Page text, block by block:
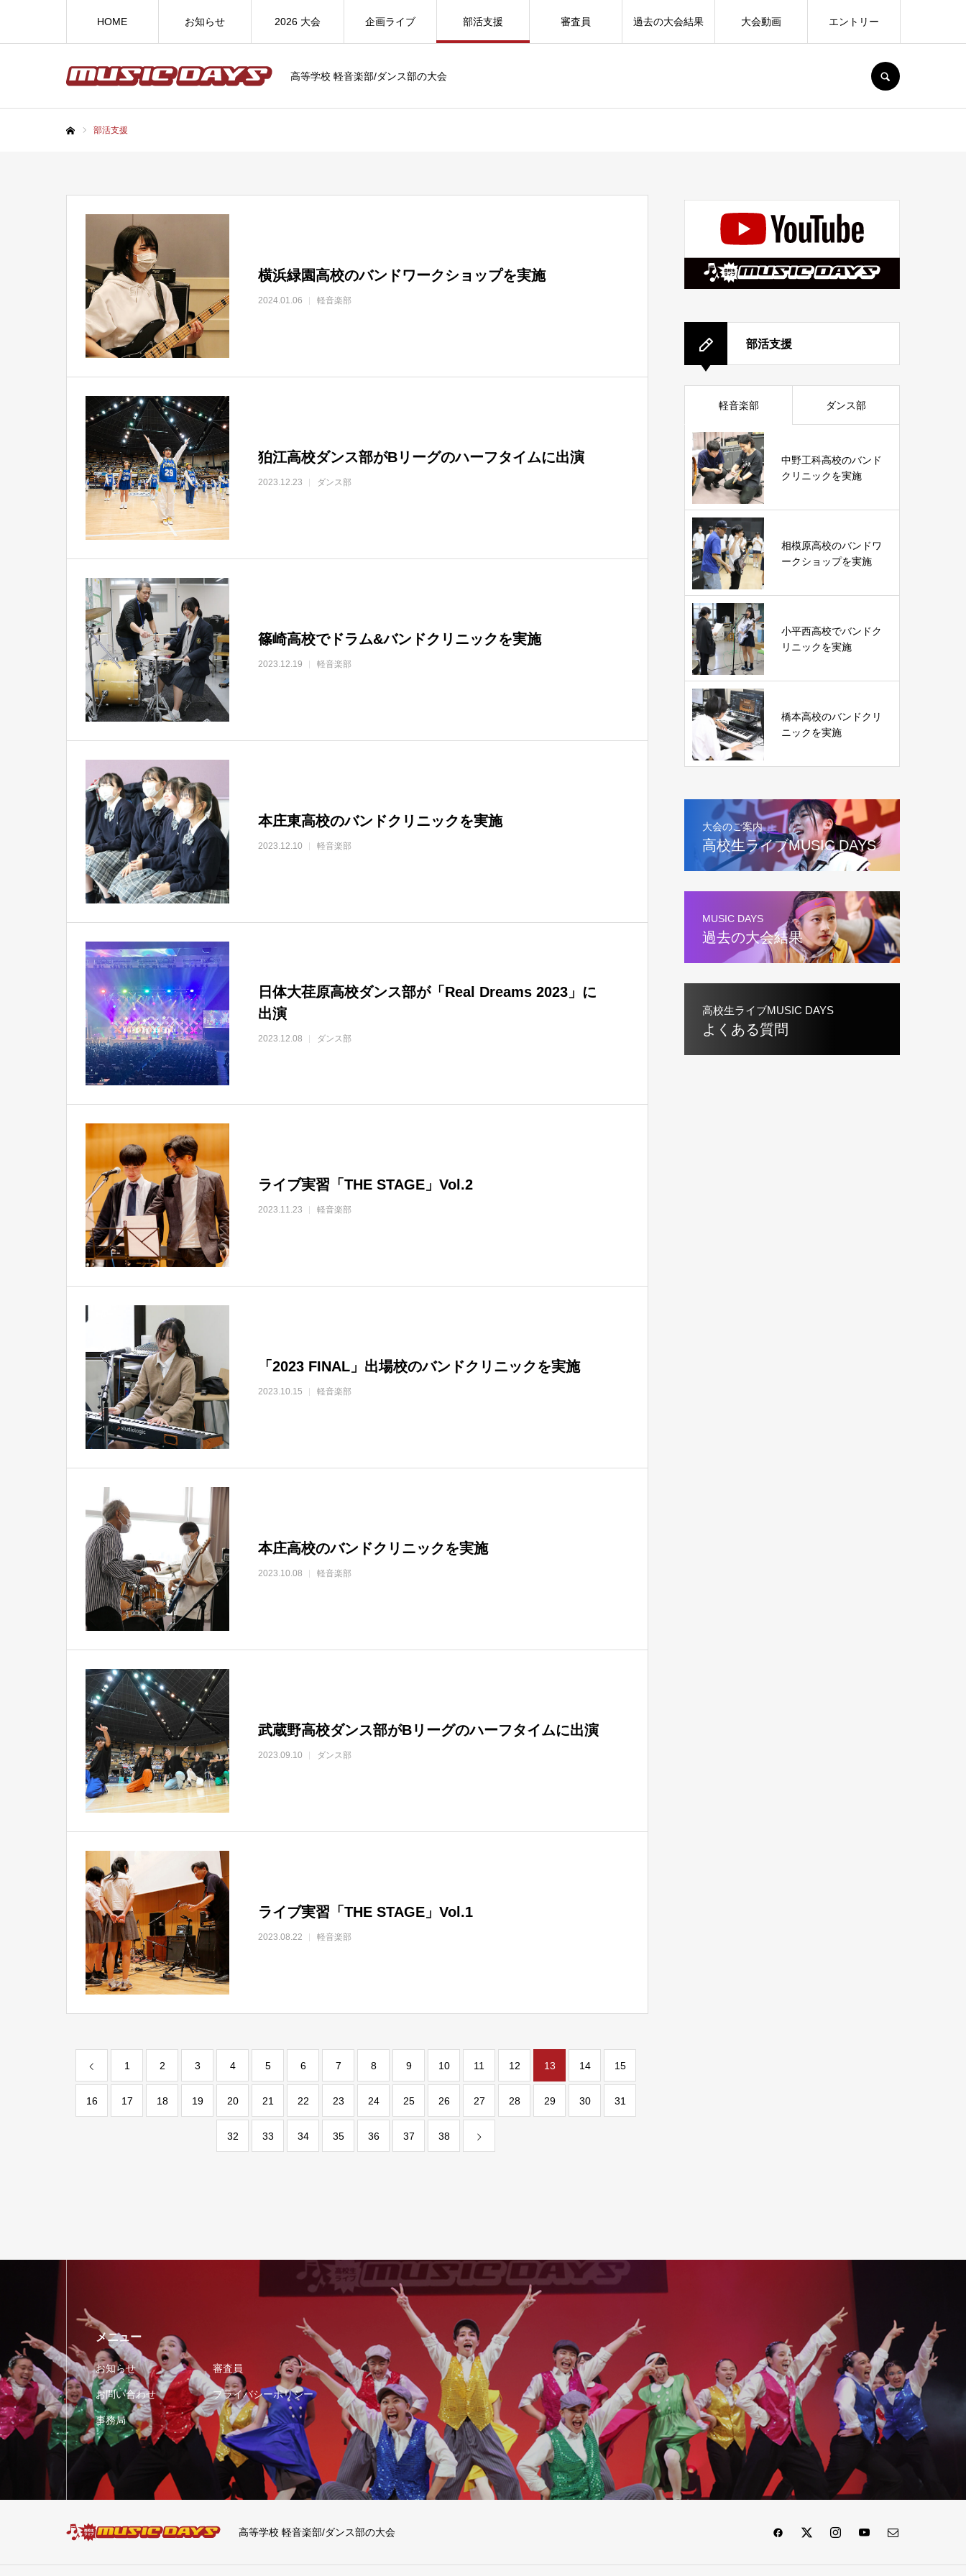
高等学校 軽音楽部/ダンス部の大会
HOME お知らせ 2026 大会 企画ライブ 部活支援 審査員 過去の大会結果 大会動画 エントリー
部活支援
横浜緑園高校のバンドワークショップを実施
2024.01.06 軽音楽部
狛江高校ダンス部がBリーグのハーフタイムに出演
2023.12.23 ダンス部
篠崎高校でドラム&バンドクリニックを実施
2023.12.19 軽音楽部
本庄東高校のバンドクリニックを実施
2023.12.10 軽音楽部
日体大荏原高校ダンス部が「Real Dreams 2023」に
出演
2023.12.08 ダンス部
ライブ実習「THE STAGE」Vol.2
2023.11.23 軽音楽部
「2023 FINAL」出場校のバンドクリニックを実施
2023.10.15 軽音楽部
本庄高校のバンドクリニックを実施
2023.10.08 軽音楽部
武蔵野高校ダンス部がBリーグのハーフタイムに出演
2023.09.10 ダンス部
ライブ実習「THE STAGE」Vol.1
2023.08.22 軽音楽部
1 2 3 4 5 6 7 8 9 10 11 12 13 14 15
16 17 18 19 20 21 22 23 24 25 26 27 28 29 30 31
32 33 34 35 36 37 38
部活支援
軽音楽部 ダンス部
中野工科高校のバンド
クリニックを実施
相模原高校のバンドワ
ークショップを実施
小平西高校でバンドク
リニックを実施
橋本高校のバンドクリ
ニックを実施
大会のご案内
高校生ライブMUSIC DAYS
MUSIC DAYS
過去の大会結果
高校生ライブMUSIC DAYS
よくある質問
メニュー
お知らせ 審査員
お問い合わせ プライバシーポリシー
事務局
高等学校 軽音楽部/ダンス部の大会